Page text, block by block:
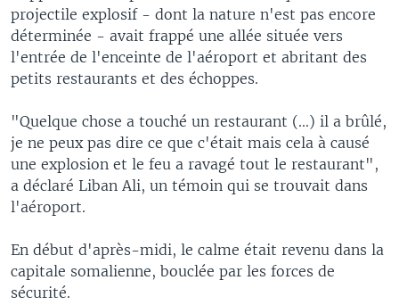
projectile explosif - dont la nature n'est pas encore
déterminée - avait frappé une allée située vers
l'entrée de l'enceinte de l'aéroport et abritant des
petits restaurants et des échoppes.
"Quelque chose a touché un restaurant (...) il a brûlé,
je ne peux pas dire ce que c'était mais cela à causé
une explosion et le feu a ravagé tout le restaurant",
a déclaré Liban Ali, un témoin qui se trouvait dans
l'aéroport.
En début d'après-midi, le calme était revenu dans la
capitale somalienne, bouclée par les forces de
sécurité.